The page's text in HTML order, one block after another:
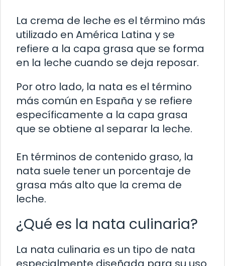
La crema de leche es el término más
utilizado en América Latina y se
refiere a la capa grasa que se forma
en la leche cuando se deja reposar.
Por otro lado, la nata es el término
más común en España y se refiere
específicamente a la capa grasa
que se obtiene al separar la leche.
En términos de contenido graso, la
nata suele tener un porcentaje de
grasa más alto que la crema de
leche.
¿Qué es la nata culinaria?
La nata culinaria es un tipo de nata